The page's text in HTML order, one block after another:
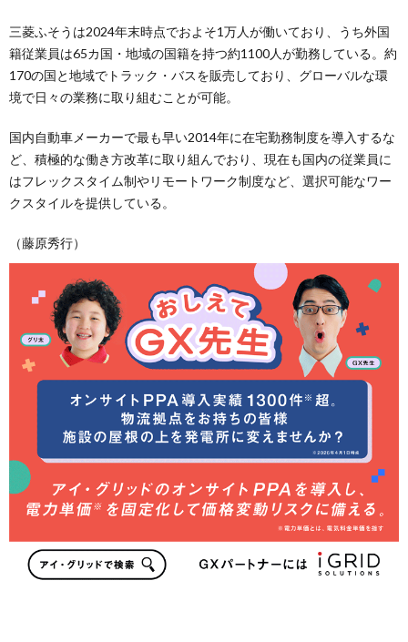
三菱ふそうは2024年末時点でおよそ1万人が働いており、うち外国
籍従業員は65カ国・地域の国籍を持つ約1100人が勤務している。約
170の国と地域でトラック・バスを販売しており、グローバルな環
境で日々の業務に取り組むことが可能。
国内自動車メーカーで最も早い2014年に在宅勤務制度を導入するな
ど、積極的な働き方改革に取り組んでおり、現在も国内の従業員に
はフレックスタイム制やリモートワーク制度など、選択可能なワー
クスタイルを提供している。
（藤原秀行）